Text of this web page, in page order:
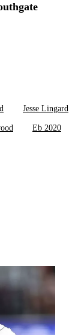
Jesse Lingard
Eb 2020